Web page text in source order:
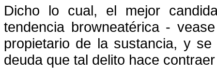
Dicho lo cual, el mejor
tendencia browneatérica -
propietario de la sustancia, y
deuda que tal delito hace